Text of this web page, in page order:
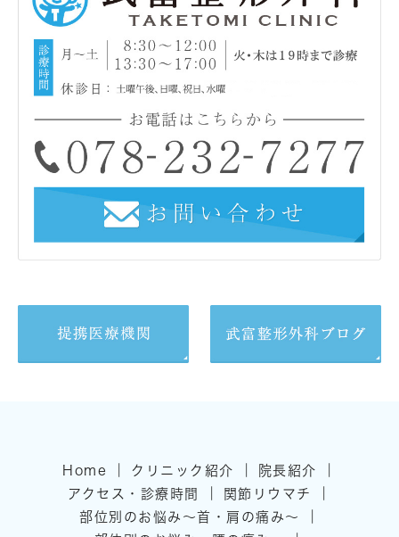
Home クリニック紹介 院長紹介
アクセス・診療時間 関節リウマチ
部位別のお悩み～首・肩の痛み～